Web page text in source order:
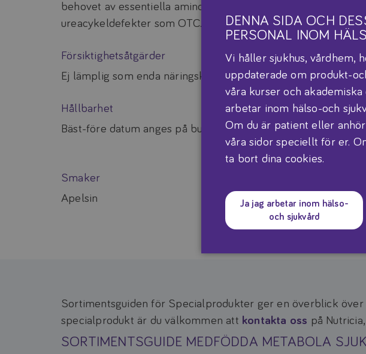
DENNA SIDA OCH
PERSONAL INOM
Vi håller sjukhus, vårdhem,
uppdaterade om produkt-
våra kurser och
arbetar inom hälso-och
Om du är patient eller
våra sidor speciellt för er.
ta bort dina cookies.
Ja jag arbetar inom hälso-
och sjukvård
behovet av essentiella aminosyror måste tillgodoses,
ureacykeldefekter som OTC.
Försiktighetsåtgärder
Ej lämplig som enda näringskälla.
Hållbarhet
Bäst-före datum anges på burkens botten som dag-mån-år.
Smaker
Apelsin
Sortimentsguiden för Specialprodukter ger en överblick
specialprodukt är du välkommen att kontakta oss på
SORTIMENTSGUIDE MEDFÖDDA METABOLA